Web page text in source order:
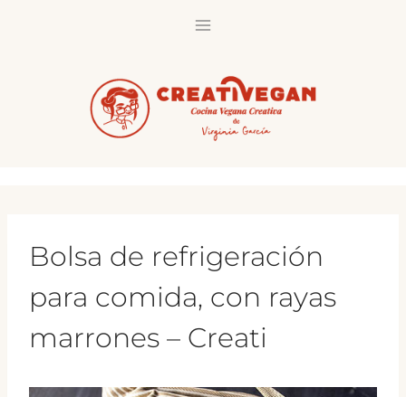
Bolsa de refrigeración
para comida, con rayas
marrones – Creati